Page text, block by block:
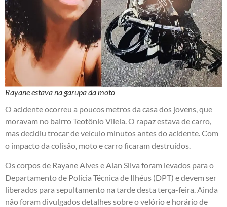
Rayane estava na garupa da moto
O acidente ocorreu a poucos metros da casa dos jovens, que
moravam no bairro Teotônio Vilela. O rapaz estava de carro,
mas decidiu trocar de veículo minutos antes do acidente. Com
o impacto da colisão, moto e carro ficaram destruídos.
Os corpos de Rayane Alves e Alan Silva foram levados para o
Departamento de Polícia Técnica de Ilhéus (DPT) e devem ser
liberados para sepultamento na tarde desta terça-feira. Ainda
não foram divulgados detalhes sobre o velório e horário de